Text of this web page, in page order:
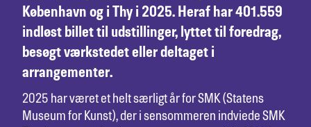
København og i Thy i 2025. Heraf har 401.559
indløst billet til udstillinger, lyttet til foredrag,
besøgt værkstedet eller deltaget i
arrangementer.
2025 har været et helt særligt år for SMK (Statens
Museum for Kunst), der i sensommeren indviede SMK